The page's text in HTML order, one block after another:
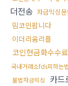
더전송 자금믹싱문
밈코인팝니다
이더리움리플
코인현금화수수료
국내거래소fds피하는법
불법자금믹싱
카드